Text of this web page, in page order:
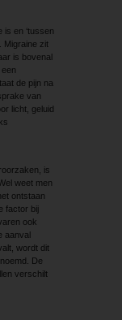
is en ‘tussen
Migraine zit
is bovenal
de pijn na
van
licht, geluid
is
weet men
ontstaan
factor bij
ook
aanval
wordt dit
De
verschilt